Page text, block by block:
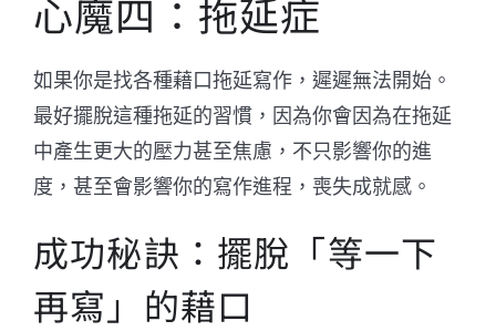
心魔四：拖延症
如果你是找各種藉口拖延寫作，遲遲無法開始。
最好擺脫這種拖延的習慣，因為你會因為在拖延
中產生更大的壓力甚至焦慮，不只影響你的進
度，甚至會影響你的寫作進程，喪失成就感。
成功秘訣：擺脫「等一下
再寫」的藉口